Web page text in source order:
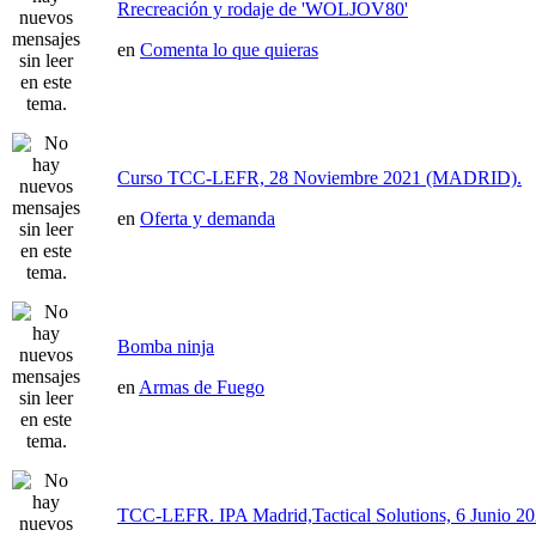
Rrecreación y rodaje de 'WOLJOV80'
en Comenta lo que quieras
Curso TCC-LEFR, 28 Noviembre 2021 (MADRID).
en Oferta y demanda
Bomba ninja
en Armas de Fuego
TCC-LEFR. IPA Madrid,Tactical Solutions, 6 Junio